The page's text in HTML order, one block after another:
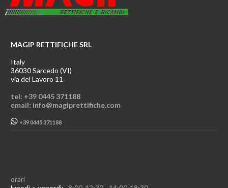
MAGIP RETTIFICHE SRL
Italy
36030 Sarcedo (VI)
via del Lavoro 11
tel: +39 0445 371188
email: info@magiprettifiche.com
+39 0445 371188
orari